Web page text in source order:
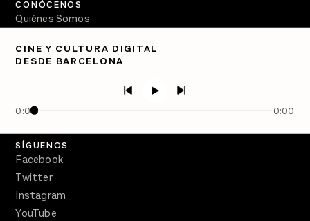
CINE Y CULTURA DIGITAL
DESDE BARCELONA
0:00 0:00
CONÓCENOS
Quiénes Somos
PÓDCASTS
Crecer en Distopía
SÍGUENOS
Facebook
Twitter
Instagram
YouTube